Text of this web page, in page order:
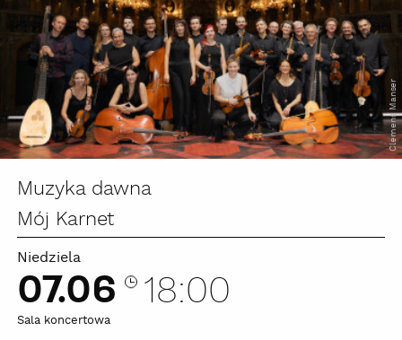
Muzyka dawna
Mój Karnet
Niedziela
07.06 18:00
Sala koncertowa
Clemens Manser